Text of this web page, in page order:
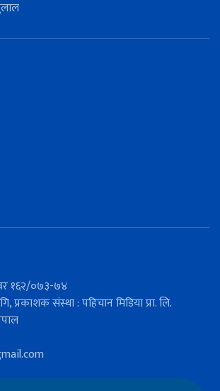
१६२/०७३-७४
प्रकाशक संस्था : पहिचान मिडिया प्रा. लि.